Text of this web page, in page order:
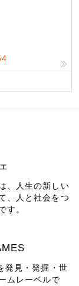
、人生の新しい
、人と社会をつ
す。
発見・発掘・世
ムレーベルで